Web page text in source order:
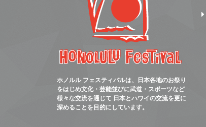
ホノルル フェスティバルは、日本各地のお祭り
をはじめ文化・芸能並びに武道・スポーツなど
様々な交流を通じて 日本とハワイの交流を更に
深めることを目的にしています。